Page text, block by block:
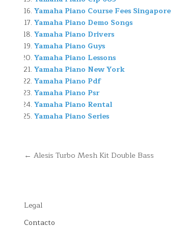
Yamaha Piano Course Fees Singapore
Yamaha Piano Demo Songs
Yamaha Piano Drivers
Yamaha Piano Guys
Yamaha Piano Lessons
Yamaha Piano New York
Yamaha Piano Pdf
Yamaha Piano Psr
Yamaha Piano Rental
Yamaha Piano Series
Navegación
← Alesis Turbo Mesh Kit Double Bass
Legal
Contacto